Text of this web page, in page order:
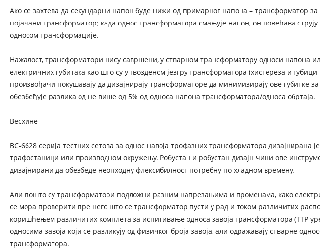
Ако се захтева да секундарни напон буде нижи од примарног напона – трансформатор
појачани трансформатор; када однос трансформатора смањује напон, он повећава
односом трансформације.
Нажалост, трансформатори нису савршени, у стварном трансформатору односи напона
електричних губитака као што су у гвозденом језгру трансформатора (хистереза ​​и
произвођачи покушавају да дизајнирају трансформаторе да минимизирају ове губитке
обезбеђује разлика од не више од 5% од односа напона трансформатора/односа обртаја.
Весхине
ВС-6628 серија тестних сетова за однос навоја трофазних трансформатора
трафостаници или производном окружењу. Робустан и робустан дизајн чини ове
дизајнирани да обезбеде неопходну флексибилност потребну по хладном времену.
Али пошто су трансформатори подложни разним напрезањима и променама, како
се мора проверити пре него што се трансформатор пусти у рад и током различитих
коришћењем различитих комплета за испитивање односа завоја трансформатора (ТТР
односима завоја који се разликују од физичког броја завоја, али одражавају стварне
трансформатора.